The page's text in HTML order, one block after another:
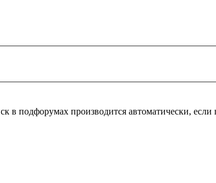
в подфорумах производится автоматически,